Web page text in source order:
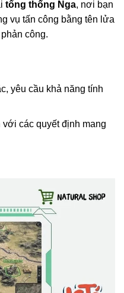
tổng thống Nga, nơi bạn
vụ tấn công bằng tên lửa
công.
yêu cầu khả năng tính
với các quyết định mang